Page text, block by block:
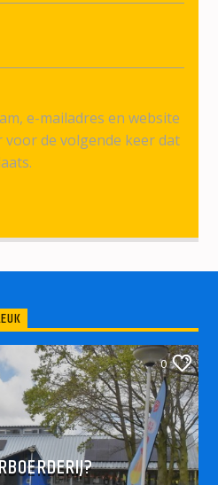
e-mailadres en website
voor de volgende keer dat
0